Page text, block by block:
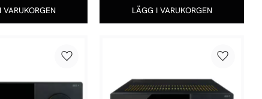
Lägg till i favoriter Lägg till